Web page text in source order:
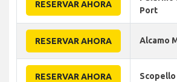
RESERVAR AHORA
Port
RESERVAR AHORA Alcamo
RESERVAR AHORA Scopello